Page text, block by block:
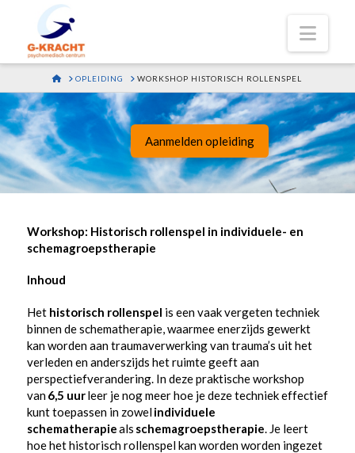
HOME
OPLEIDING WORKSHOP HISTORISCH ROLLENSPEL
Aanmelden opleiding
Workshop: Historisch rollenspel in individuele- en
schemagroepstherapie
Inhoud
Het historisch rollenspel is een vaak vergeten techniek
binnen de schematherapie, waarmee enerzijds gewerkt
kan worden aan traumaverwerking van trauma’s uit het
verleden en anderszijds het ruimte geeft aan
perspectiefverandering. In deze praktische workshop
van6,5 uurleer je nog meer hoe je deze techniek effectief
kunt toepassen in zowelindividuele
schematherapieals schemagroepstherapie. Je leert
hoe het historisch rollenspel kan worden worden ingezet